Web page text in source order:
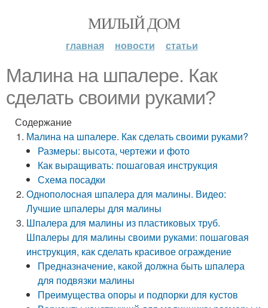
МИЛЫЙ ДОМ
главная новости статьи
Малина на шпалере. Как
сделать своими руками?
Содержание
Малина на шпалере. Как сделать своими руками?
Размеры: высота, чертежи и фото
Как выращивать: пошаговая инструкция
Схема посадки
Однополосная шпалера для малины. Видео:
Лучшие шпалеры для малины
Шпалера для малины из пластиковых труб.
Шпалеры для малины своими руками: пошаговая
инструкция, как сделать красивое ограждение
Предназначение, какой должна быть шпалера
для подвязки малины
Преимущества опоры и подпорки для кустов